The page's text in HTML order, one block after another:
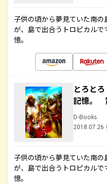
子供の頃から夢見ていた南
が、島で出合うトロピカル
憶。
とろと
記憶。
D-Books
2018.07.26
子供の頃から夢見ていた南
が、島で出合うトロピカル
憶。